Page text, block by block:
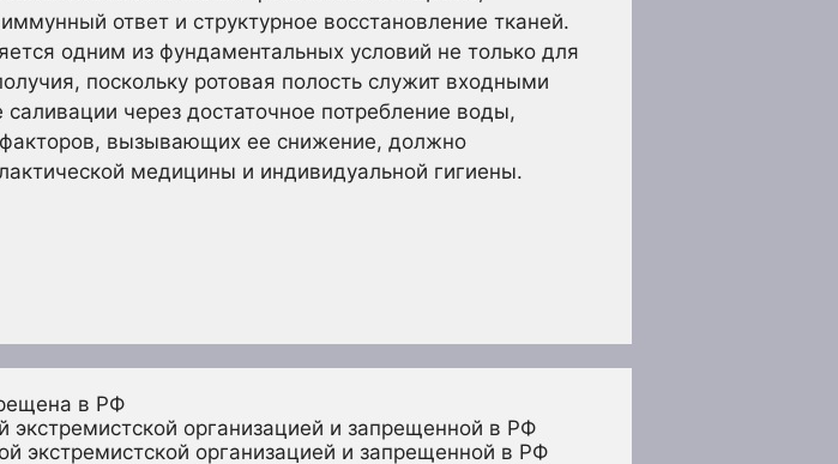
ответ и структурное восстановление тканей.
одним из фундаментальных условий не только для
поскольку ротовая полость служит входными
через достаточное потребление воды,
вызывающих ее снижение, должно
медицины и индивидуальной гигиены.
в РФ
организацией и запрещенной в РФ
экстремистской организацией и запрещенной в РФ